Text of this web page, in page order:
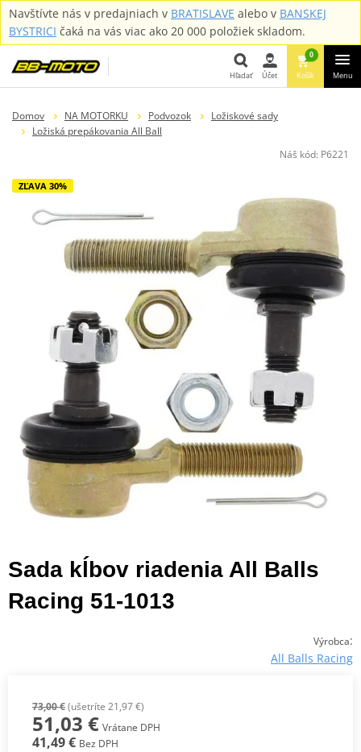
Navštívte nás v predajniach v BRATISLAVE alebo v BANSKEJ
BYSTRICI čaká na vás viac ako 20 000 položiek skladom.
Hľadať Účet
0
Košík Menu
Domov NA MOTORKU Podvozok
Ložiskové sady
Ložiská prepákovania All Ball
Náš kód: P6221
ZĽAVA 30%
Sada kĺbov riadenia All Balls
Racing 51-1013
Výrobca:
All Balls Racing
73,00 €(ušetríte 21,97 €)
51,03 € Vrátane DPH
41,49 € Bez DPH